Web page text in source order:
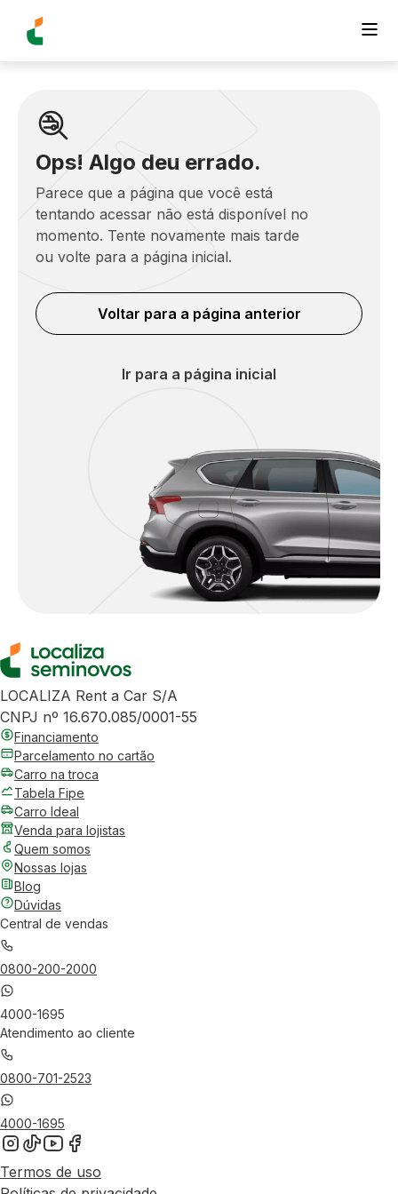
Ops! Algo deu errado.
Parece que a página que você está
tentando acessar não está disponível no
momento. Tente novamente mais tarde
ou volte para a página inicial.
Voltar para a página anterior
Ir para a página inicial
LOCALIZA Rent a Car S/A
CNPJ nº 16.670.085/0001-55
Financiamento
Parcelamento no cartão
Carro na troca
Tabela Fipe
Carro Ideal
Venda para lojistas
Quem somos
Nossas lojas
Blog
Dúvidas
Central de vendas
0800-200-2000
4000-1695
Atendimento ao cliente
0800-701-2523
4000-1695
Termos de uso